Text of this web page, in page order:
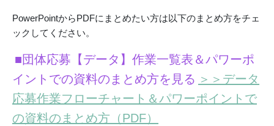
PowerPointからPDFにまとめたい方は以下のまとめ方をチェ
ックしてください。
■団体応募【データ】作業一覧表＆パワーポ
イントでの資料のまとめ方を見る ＞＞データ
応募作業フローチャート＆パワーポイントで
の資料のまとめ方（PDF）